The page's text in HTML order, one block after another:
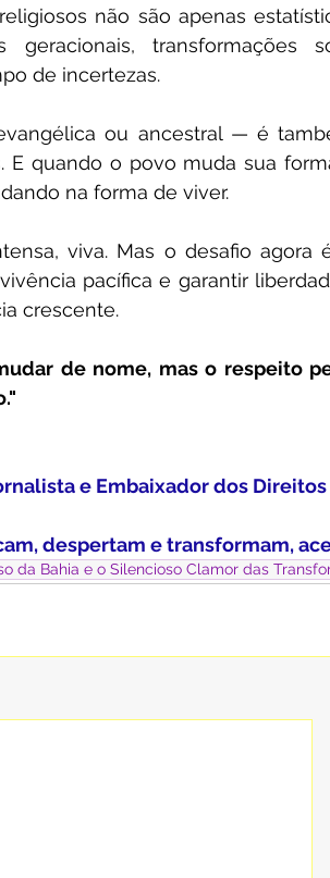
não são apenas
geracionais,
de incertezas.
ou ancestral — é
E quando o povo muda sua
na forma de viver.
viva. Mas o desafio agora
pacífica e garantir
crescente.
de nome, mas o respeito
e Embaixador dos
despertam e transformam,
da Bahia e o Silencioso Clamor das